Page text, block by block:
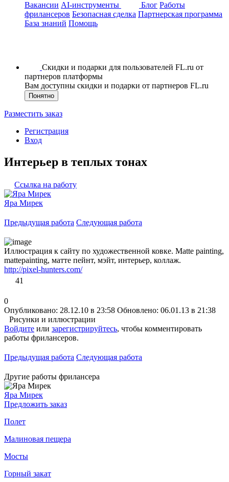
Вакансии AI-инструменты Блог Работы
фрилансеров Безопасная сделка Партнерская программа
База знаний Помощь
Скидки и подарки для пользователей FL.ru от
партнеров платформы
Вам доступны скидки и подарки от партнеров FL.ru
Понятно
Разместить заказ
Регистрация
Вход
Интерьер в теплых тонах
Ссылка на работу
Яра Мирек
Предыдущая работа Следующая работа
Иллюстрация к сайту по художественной ковке. Matte painting,
mattepainting, матте пейнт, мэйт, интерьер, коллаж.
http://pixel-hunters.com/
41
0
Опубликовано: 28.12.10 в 23:58 Обновлено: 06.01.13 в 21:38
Рисунки и иллюстрации
Войдите или зарегистрируйтесь, чтобы комментировать
работы фрилансеров.
Предыдущая работа Следующая работа
Другие работы фрилансера
Яра Мирек
Предложить заказ
Полет
Малиновая пещера
Мосты
Горный закат